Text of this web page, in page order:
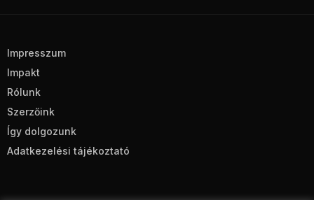
Impresszum
Impakt
Rólunk
Szerzőink
Így dolgozunk
Adatkezelési tájékoztató